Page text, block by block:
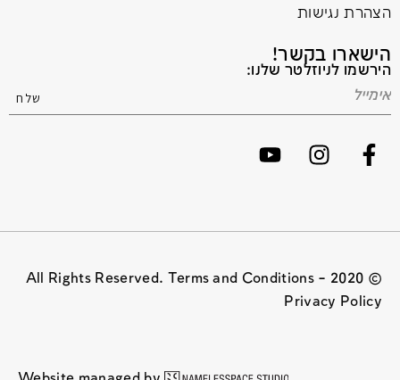
הצהרת נגישות
הישארו בקשר!
הירשמו לניוזלטר שלנו:
© 2020 All Rights Reserved. Terms and Conditions –
Privacy Policy